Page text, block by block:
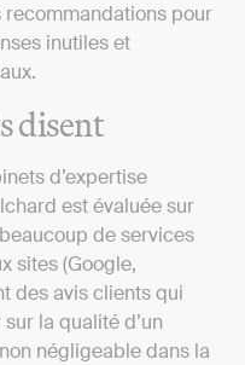
pour
inutiles et
disent
d’expertise
est évaluée sur
de services
sites (Google,
des avis clients qui
la qualité d’un
négligeable dans la